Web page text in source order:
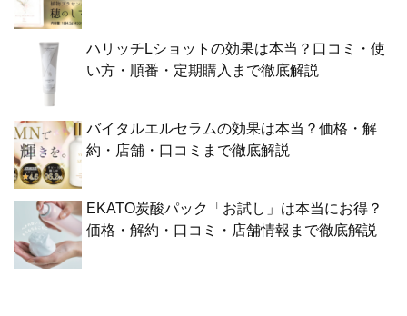
ハリッチLショットの効果は本当？口コミ・使
い方・順番・定期購入まで徹底解説
バイタルエルセラムの効果は本当？価格・解
約・店舗・口コミまで徹底解説
EKATO炭酸パック「お試し」は本当にお得？
価格・解約・口コミ・店舗情報まで徹底解説